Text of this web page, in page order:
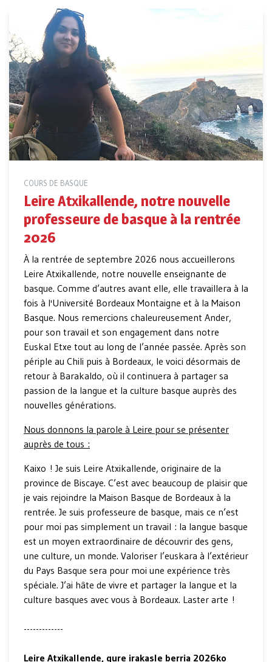
COURS DE BASQUE
Leire Atxikallende, notre nouvelle
professeure de basque à la rentrée
2026
À la rentrée de septembre 2026 nous accueillerons
Leire Atxikallende, notre nouvelle enseignante de
basque. Comme d’autres avant elle, elle travaillera à la
fois à l'Université Bordeaux Montaigne et à la Maison
Basque. Nous remercions chaleureusement Ander,
pour son travail et son engagement dans notre
Euskal Etxe tout au long de l’année passée. Après son
périple au Chili puis à Bordeaux, le voici désormais de
retour à Barakaldo, où il continuera à partager sa
passion de la langue et la culture basque auprès des
nouvelles générations.
Nous donnons la parole à Leire pour se présenter
auprès de tous :
Kaixo ! Je suis Leire Atxikallende, originaire de la
province de Biscaye. C’est avec beaucoup de plaisir que
je vais rejoindre la Maison Basque de Bordeaux à la
rentrée. Je suis professeure de basque, mais ce n’est
pour moi pas simplement un travail : la langue basque
est un moyen extraordinaire de découvrir des gens,
une culture, un monde. Valoriser l’euskara à l’extérieur
du Pays Basque sera pour moi une expérience très
spéciale. J’ai hâte de vivre et partager la langue et la
culture basques avec vous à Bordeaux. Laster arte !
-------------
Leire Atxikallende, gure irakasle berria 2026ko